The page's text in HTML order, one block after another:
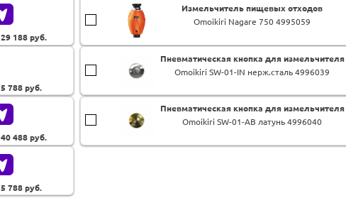
29 188руб.
Измельчитель пищевых отходов
Omoikiri Nagare 750 4995059
5 788руб.
Пневматическая кнопка для измельчителя
Omoikiri SW-01-IN нерж.сталь 4996039
40 488руб.
Пневматическая кнопка для измельчителя
Omoikiri SW-01-AB латунь 4996040
5 788руб.